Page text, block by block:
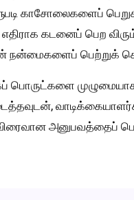
காசோலைகளைப்
கடனைப் பெற
நன்மைகளைப் பெற்றுக்
பொருட்களை
அனுபவத்தைப்